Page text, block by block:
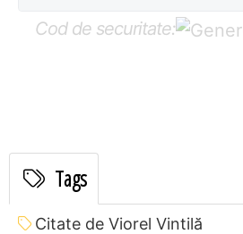
Cod de securitate:
Tags
Citate de Viorel Vintilă